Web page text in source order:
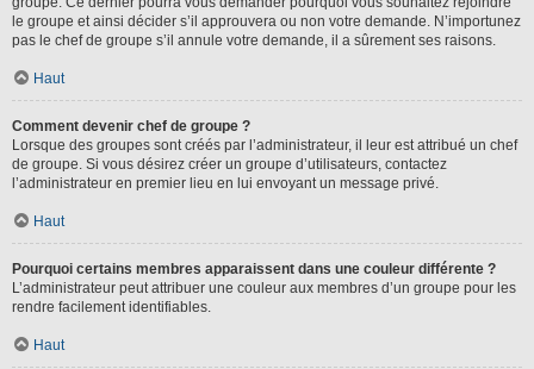
le groupe et ainsi décider s’il approuvera ou non votre demande. N’importunez
pas le chef de groupe s’il annule votre demande, il a sûrement ses raisons.
Haut
Comment devenir chef de groupe ?
Lorsque des groupes sont créés par l’administrateur, il leur est attribué un chef
de groupe. Si vous désirez créer un groupe d’utilisateurs, contactez
l’administrateur en premier lieu en lui envoyant un message privé.
Haut
Pourquoi certains membres apparaissent dans une couleur différente ?
L’administrateur peut attribuer une couleur aux membres d’un groupe pour les
rendre facilement identifiables.
Haut